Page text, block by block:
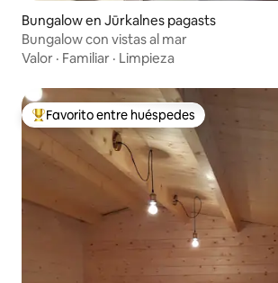
Bungalow en Jūrkalnes pagasts
Bungalow con vistas al mar
Valor · Familiar · Limpieza
De los mejores en Favorito entre huéspedes
Favorito entre huéspedes